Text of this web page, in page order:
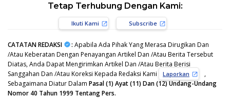
Tetap Terhubung Dengan Kami:
Ikuti Kami Subscribe
CATATAN REDAKSI : Apabila Ada Pihak Yang Merasa Dirugikan Dan
/Atau Keberatan Dengan Penayangan Artikel Dan /Atau Berita Tersebut
Diatas, Anda Dapat Mengirimkan Artikel Dan /Atau Berita Berisi
Sanggahan Dan /Atau Koreksi Kepada Redaksi Kami
Laporkan
,
Sebagaimana Diatur Dalam Pasal (1) Ayat (11) Dan (12) Undang-Undang
Nomor 40 Tahun 1999 Tentang Pers.